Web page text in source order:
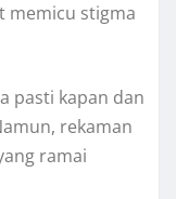
memicu stigma
pasti kapan dan
rekaman
ramai